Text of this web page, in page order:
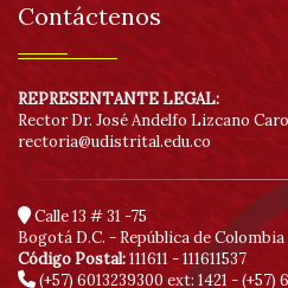
Contáctenos
REPRESENTANTE LEGAL:
Rector Dr. José Andelfo Lizcano Caro
rectoria@udistrital.edu.co
Calle 13 # 31 -75
Bogotá D.C. - República de Colombia
Código Postal:111611 - 111611537
(+57) 6013239300 ext: 1421 - (+57)